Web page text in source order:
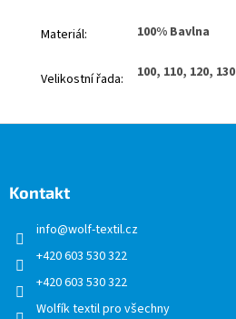
Materiál: 100% Bavlna
Velikostní řada: 100, 110, 120, 130
Kontakt
info@wolf-textil.cz
+420 603 530 322
+420 603 530 322
Wolfík textil pro všechny